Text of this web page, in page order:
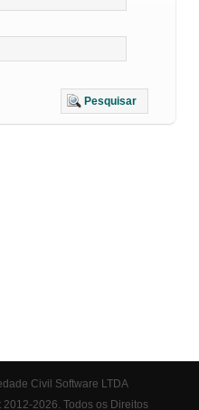
Pesquisar
Civil Software LTDA
2026. Todos os Direitos